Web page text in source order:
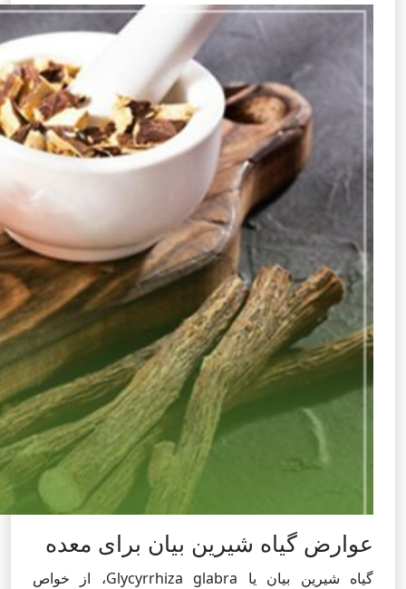
عوارض گیاه شیرین بیان برای معده
گیاه شیرین بیان یا Glycyrrhiza glabra، از خواص